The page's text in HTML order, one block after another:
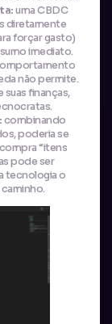
uma CBDC
diretamente
forçar gasto)
imediato.
não permite.
finanças,
combinando
poderia se
“itens
pode ser
tecnologia o